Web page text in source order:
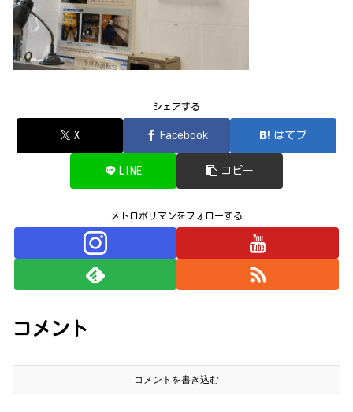
シェアする
X Facebook はてブ
LINE コピー
メトロポリマンをフォローする
コメント
コメントを書き込む